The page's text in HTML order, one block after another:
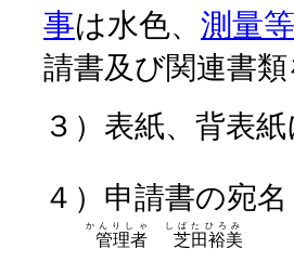
事は水色、 測量等
請書及び関連書
３）表紙、背表
４）申請書の宛
管理者 芝田裕美
かんりしゃ しばたひろみ